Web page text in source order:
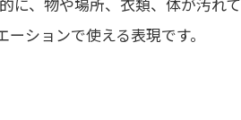
ションで使える表現です。